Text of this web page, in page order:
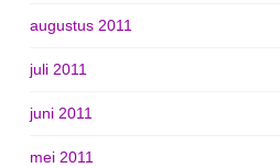
augustus 2011
juli 2011
juni 2011
mei 2011